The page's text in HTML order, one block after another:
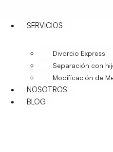
SERVICIOS
Divorcio Express
Separación con
Modificación de
NOSOTROS
BLOG